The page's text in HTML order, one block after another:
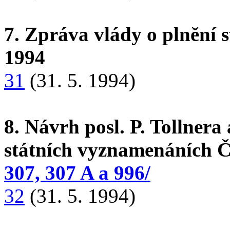
7. Zpráva vlády o plnění
1994
31 (31. 5. 1994)
8. Návrh posl. P.
státních vyznamenáních
307, 307 A a 996/
32 (31. 5. 1994)